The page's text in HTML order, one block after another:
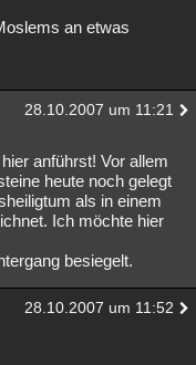
an etwas
28.10.2007 um 11:21
anführst! Vor allem
heute noch gelegt
als in einem
Ich möchte hier
besiegelt.
28.10.2007 um 11:52